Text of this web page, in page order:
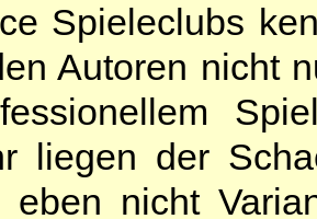
Spieleclubs
Autoren nicht
liegen der
eben nicht